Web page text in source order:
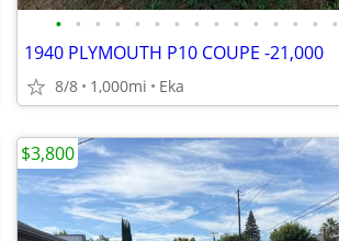
• • • • • • • • • • • • • • •
1940 PLYMOUTH P10 COUPE -21,000
8/8 1,000mi Eka
$3,800